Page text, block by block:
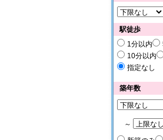
駅徒歩
1分以内
10分以内
指定なし
築年数
～